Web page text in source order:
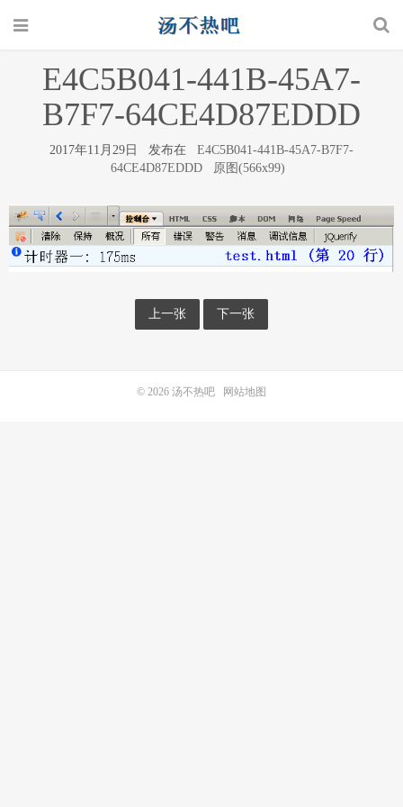
E4C5B041-441B-45A7-
B7F7-64CE4D87EDDD
2017年11月29日 发布在 E4C5B041-441B-45A7-B7F7-
64CE4D87EDDD
原图(566x99)
上一张 下一张
© 2026 汤不热吧 网站地图